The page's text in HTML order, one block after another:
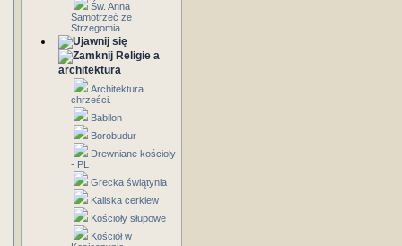
Św. Anna
Samotrzeć ze
Strzegomia
Religie a
architektura
Architektura
chrześci.
Babilon
Borobudur
Drewniane kościoły
- PL
Grecka świątynia
Kaliska cerkiew
Kościoły słupowe
Kościół w